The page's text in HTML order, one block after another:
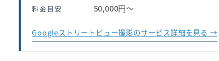
料金目安 50,000円〜
Googleストリートビュー撮影のサービス詳細を見る →